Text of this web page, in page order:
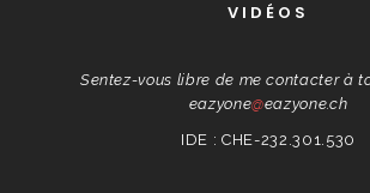
VIDÉOS
Sentez-vous libre de me contacter à
eazyone@eazyone.ch
IDE : CHE-232.301.530